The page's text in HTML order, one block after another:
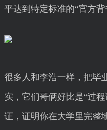
平达到特定标准的“官方背
很多人和李浩一样，把毕
实，它们哥俩好比是“过
证，证明你在大学里完整